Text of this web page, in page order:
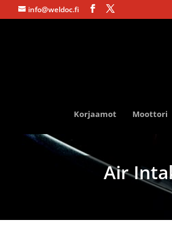
info@weldoc.fi
Korjaamot Moottori
Air